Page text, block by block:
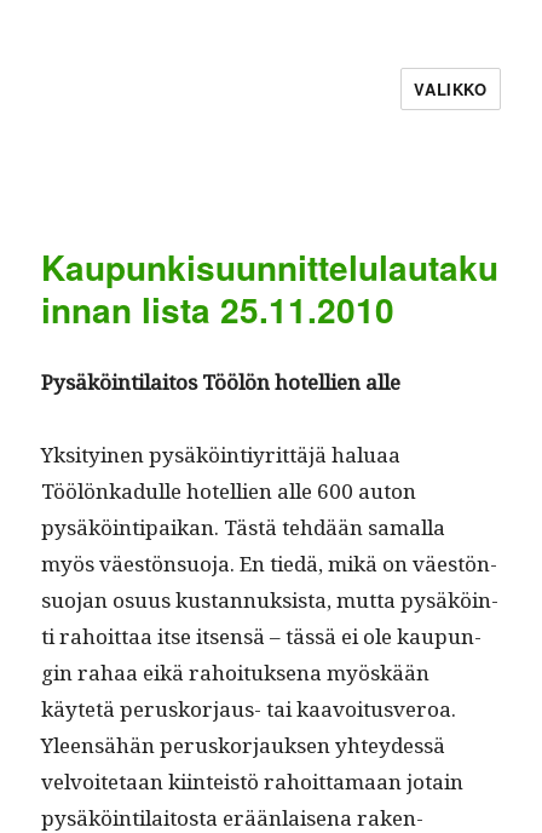
VALIKKO
Kaupunkisuunnittelulautaku
innan lista 25.11.2010
Pysäköin­ti­laitos Töölön hotel­lien alle
Yksi­tyi­nen pysäköin­tiyrit­täjä halu­aa
Töölönkadulle hotel­lien alle 600 auton
pysäköin­tipaikan. Tästä tehdään samal­la
myös väestön­suo­ja. En tiedä, mikä on väestön­
suo­jan osu­us kus­tan­nuk­sista, mut­ta pysäköin­
ti rahoit­taa itse itsen­sä – tässä ei ole kaupun­
gin rahaa eikä rahoituk­se­na myöskään
käytetä perusko­r­jaus- tai kaavoitusveroa.
Yleen­sähän perusko­r­jauk­sen yhtey­dessä
velvoite­taan kiin­teistö rahoit­ta­maan jotain
pysäköin­ti­laitos­ta erään­laise­na raken­